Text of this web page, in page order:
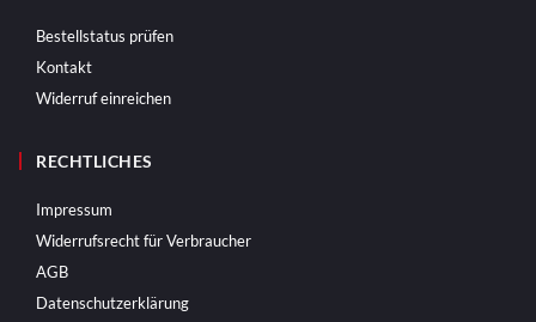
Bestellstatus prüfen
Kontakt
Widerruf einreichen
RECHTLICHES
Impressum
Widerrufsrecht für Verbraucher
AGB
Datenschutzerklärung